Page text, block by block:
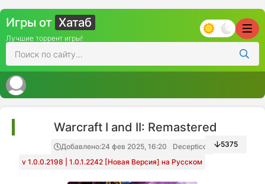
Игры от Хатаб
Лучшие торрент игры!
Warcraft I and II: Remastered
Добавлено:24 фев 2025, 16:20
Decepticon
v 1.0.0.2198 | 1.0.1.2242 [Новая Версия] на Русском
5375